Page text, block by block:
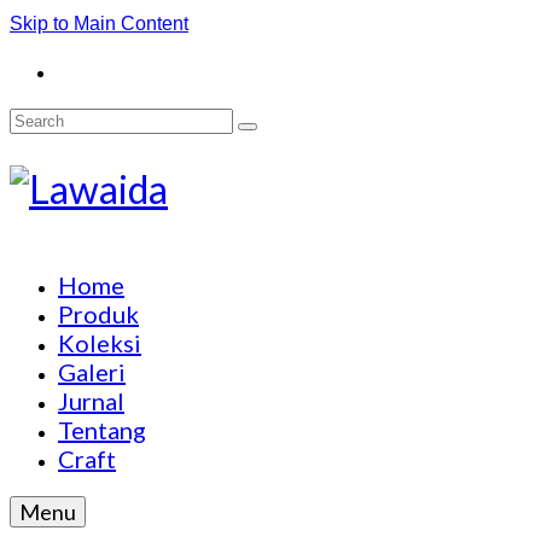
Skip to Main Content
Search
Home
Produk
Koleksi
Galeri
Jurnal
Tentang
Craft
Menu